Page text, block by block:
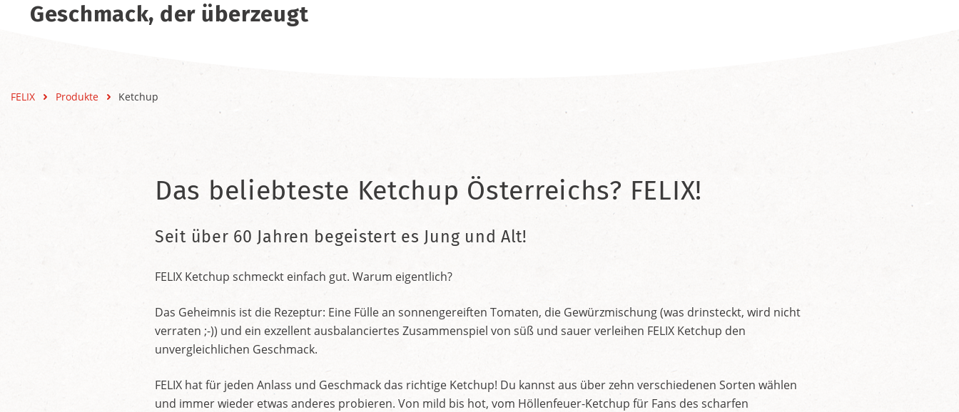
Geschmack, der überzeugt
FELIX Produkte Ketchup
Das beliebteste Ketchup Österreichs? FELIX!
Seit über 60 Jahren begeistert es Jung und Alt!
FELIX Ketchup schmeckt einfach gut. Warum eigentlich?
Das Geheimnis ist die Rezeptur: Eine Fülle an sonnengereiften Tomaten, die Gewürzmischung (was drinsteckt, wird nicht
verraten ;-)) und ein exzellent ausbalanciertes Zusammenspiel von süß und sauer verleihen FELIX Ketchup den
unvergleichlichen Geschmack.
FELIX hat für jeden Anlass und Geschmack das richtige Ketchup! Du kannst aus über zehn verschiedenen Sorten wählen
und immer wieder etwas anderes probieren. Von mild bis hot, vom Höllenfeuer-Ketchup für Fans des scharfen